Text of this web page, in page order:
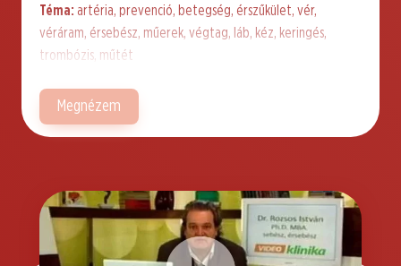
Téma: artéria, prevenció, betegség, érszűkület, vér,
véráram, érsebész, műerek, végtag, láb, kéz, keringés,
trombózis, műtét
Megnézem